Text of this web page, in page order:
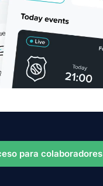
para colaboradores